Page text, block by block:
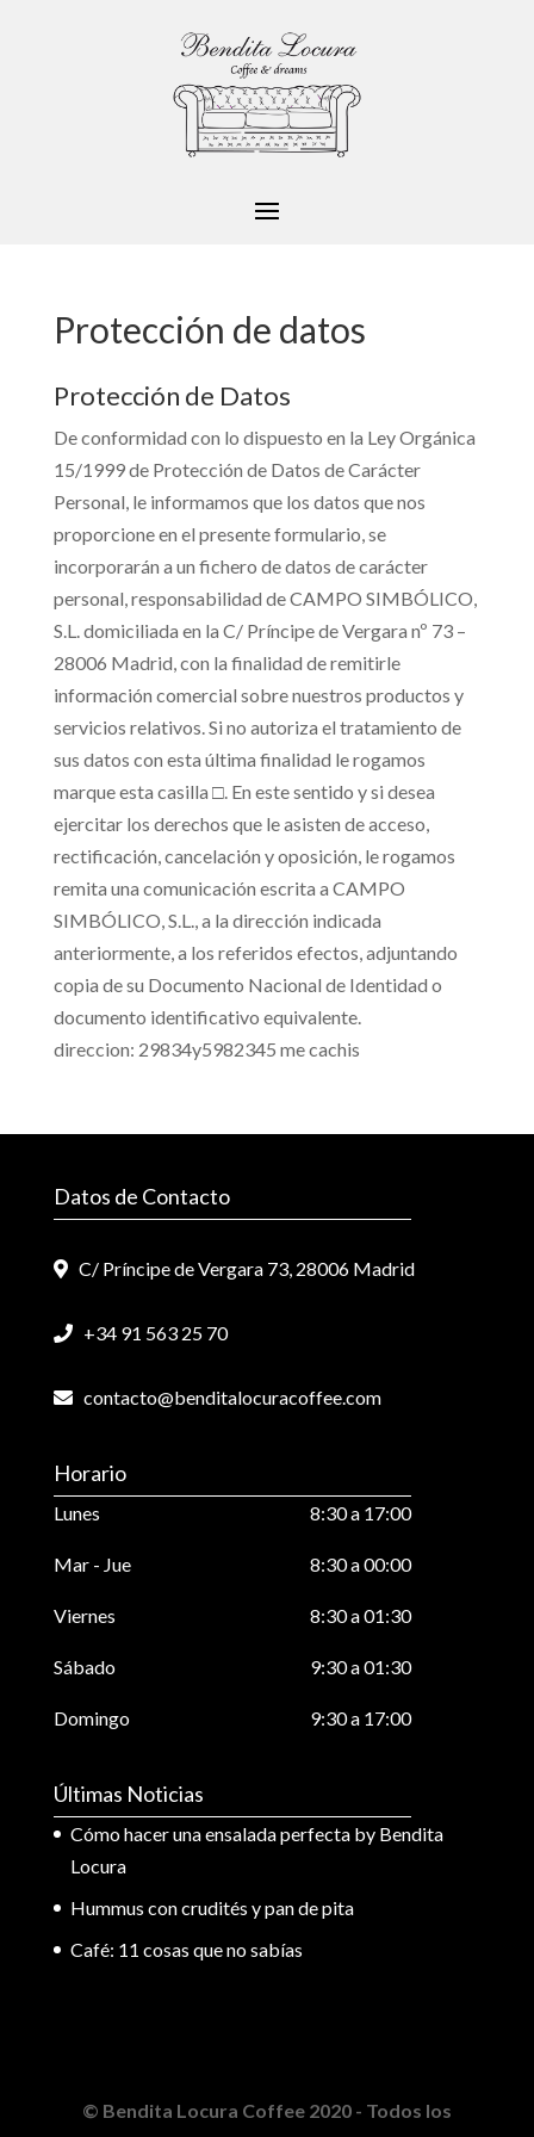
Protección de datos
Protección de Datos
De conformidad con lo dispuesto en la Ley Orgánica
15/1999 de Protección de Datos de Carácter
Personal, le informamos que los datos que nos
proporcione en el presente formulario, se
incorporarán a un fichero de datos de carácter
personal, responsabilidad de CAMPO SIMBÓLICO,
S.L. domiciliada en la C/ Príncipe de Vergara nº 73 –
28006 Madrid, con la finalidad deremitirle
información comercial sobre nuestros productos y
servicios relativos. Si no autoriza el tratamiento de
sus datos con esta última finalidad le rogamos
marque esta casilla □. En este sentido y si desea
ejercitar los derechos que le asisten de acceso,
rectificación, cancelación y oposición, le rogamos
remita una comunicación escrita a CAMPO
SIMBÓLICO, S.L., a la dirección indicada
anteriormente, a los referidos efectos, adjuntando
copia de su Documento Nacional de Identidad o
documento identificativo equivalente.
direccion: 29834y5982345 me cachis
Datos de Contacto
C/ Príncipe de Vergara 73, 28006 Madrid
+34 91 563 25 70
contacto@benditalocuracoffee.com
Horario
Lunes
Mar - Jue
Viernes
Sábado
Domingo
8:30 a 17:00
8:30 a 00:00
8:30 a 01:30
9:30 a 01:30
9:30 a 17:00
Últimas Noticias
Cómo hacer una ensalada perfecta by Bendita
Locura
Hummus con crudités y pan de pita
Café: 11 cosas que no sabías
© Bendita Locura Coffee 2020 - Todos los